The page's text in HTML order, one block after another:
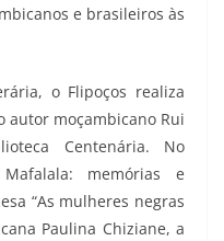
e brasileiros às
o Flipoços realiza
autor moçambicano Rui
Centenária. No
memórias e
“As mulheres negras
Paulina Chiziane, a